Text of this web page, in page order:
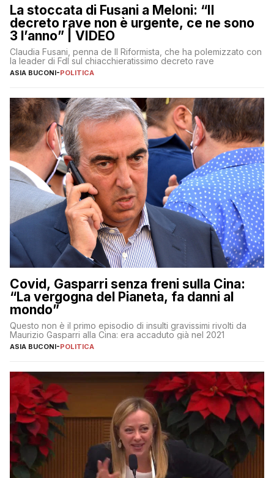
La stoccata di Fusani a Meloni: “Il
decreto rave non è urgente, ce ne sono
3 l’anno” | VIDEO
Claudia Fusani, penna de Il Riformista, che ha polemizzato con
la leader di FdI sul chiacchieratissimo decreto rave
ASIA BUCONI-POLITICA
Covid, Gasparri senza freni sulla Cina:
“La vergogna del Pianeta, fa danni al
mondo”
Questo non è il primo episodio di insulti gravissimi rivolti da
Maurizio Gasparri alla Cina: era accaduto già nel 2021
ASIA BUCONI-POLITICA